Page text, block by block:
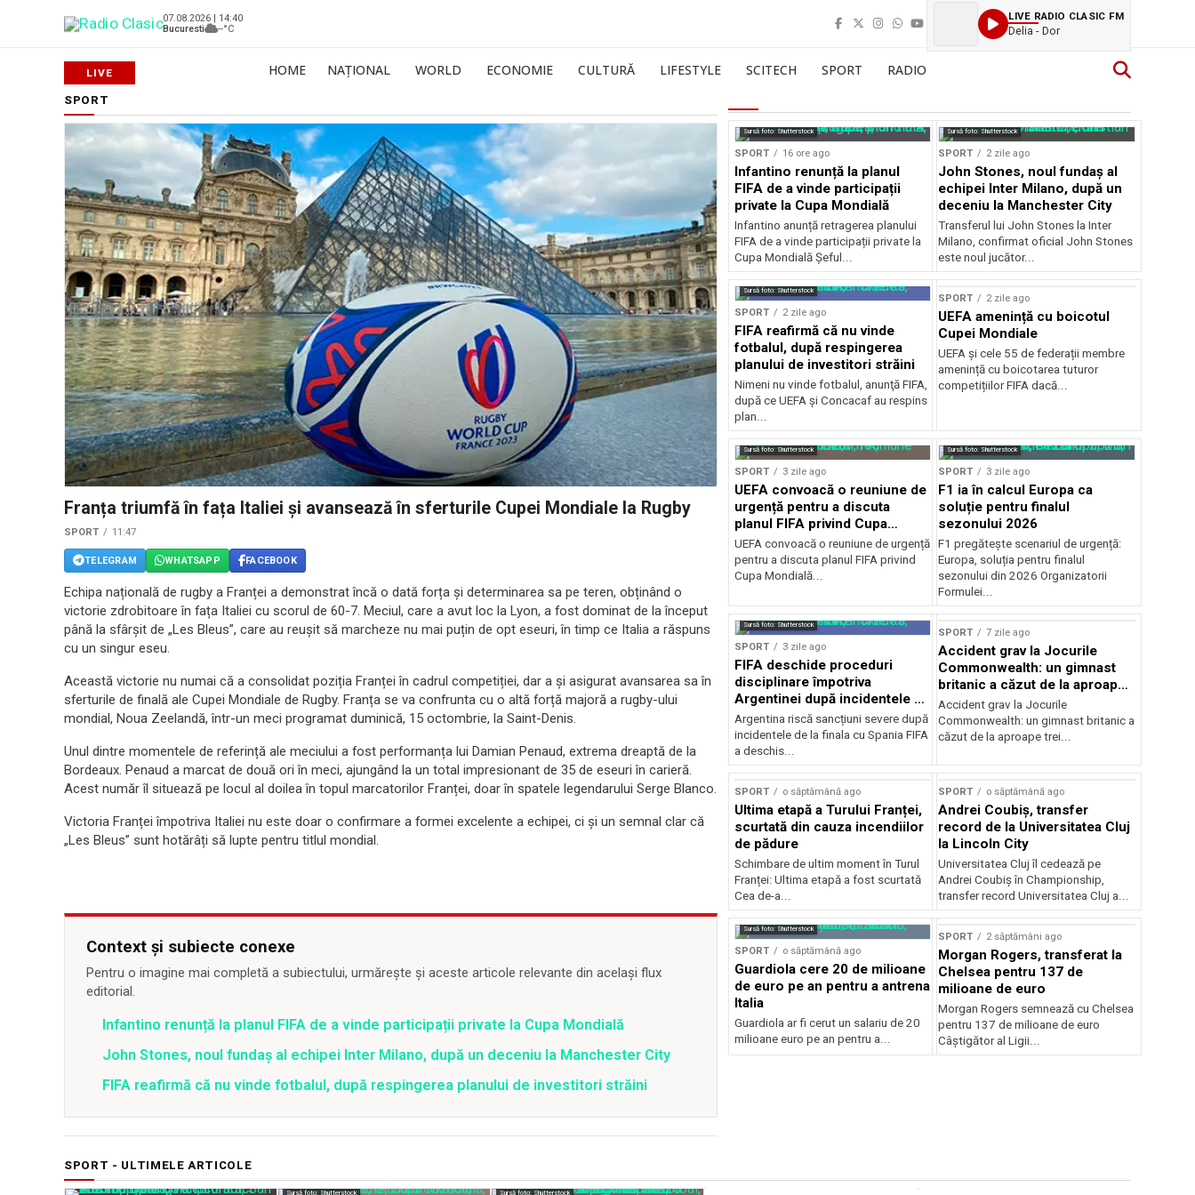
07.08.2026 | 14:40
Bucuresti
--°C
LIVE RADIO CLASIC FM
Delia - Dor
HOME NAȚIONAL WORLD ECONOMIE CULTURĂ LIFESTYLE SCITECH SPORT RADIO
SPORT
Franța triumfă în fața Italiei și avansează în sferturile Cupei Mondiale la Rugby
SPORT 11:47
TELEGRAM WHATSAPP FACEBOOK
Echipa națională de rugby a Franței a demonstrat încă o dată forța și determinarea sa pe teren, obținând o
victorie zdrobitoare în fața Italiei cu scorul de 60-7. Meciul, care a avut loc la Lyon, a fost dominat de la început
până la sfârșit de „Les Bleus”, care au reușit să marcheze nu mai puțin de opt eseuri, în timp ce Italia a răspuns
cu un singur eseu.
Această victorie nu numai că a consolidat poziția Franței în cadrul competiției, dar a și asigurat avansarea sa în
sferturile de finală ale Cupei Mondiale de Rugby. Franța se va confrunta cu o altă forță majoră a rugby-ului
mondial, Noua Zeelandă, într-un meci programat duminică, 15 octombrie, la Saint-Denis.
Unul dintre momentele de referință ale meciului a fost performanța lui Damian Penaud, extrema dreaptă de la
Bordeaux. Penaud a marcat de două ori în meci, ajungând la un total impresionant de 35 de eseuri în carieră.
Acest număr îl situează pe locul al doilea în topul marcatorilor Franței, doar în spatele legendarului Serge Blanco.
Victoria Franței împotriva Italiei nu este doar o confirmare a formei excelente a echipei, ci și un semnal clar că
„Les Bleus” sunt hotărâți să lupte pentru titlul mondial.
Context și subiecte conexe
Pentru o imagine mai completă a subiectului, urmărește și aceste articole relevante din același flux
editorial.
Infantino renunță la planul FIFA de a vinde participații private la Cupa Mondială
John Stones, noul fundaș al echipei Inter Milano, după un deceniu la Manchester City
FIFA reafirmă că nu vinde fotbalul, după respingerea planului de investitori străini
Sursă foto: Shutterstock
SPORT 16 ore ago
Infantino renunță la planul
FIFA de a vinde participații
private la Cupa Mondială
Infantino anunță retragerea planului
FIFA de a vinde participații private la
Cupa Mondială Șeful...
Sursă foto: Shutterstock
SPORT 2 zile ago
John Stones, noul fundaș al
echipei Inter Milano, după un
deceniu la Manchester City
Transferul lui John Stones la Inter
Milano, confirmat oficial John Stones
este noul jucător...
Sursă foto: Shutterstock
SPORT 2 zile ago
FIFA reafirmă că nu vinde
fotbalul, după respingerea
planului de investitori străini
Nimeni nu vinde fotbalul, anunţă FIFA,
după ce UEFA şi Concacaf au respins
plan...
SPORT 2 zile ago
UEFA amenință cu boicotul
Cupei Mondiale
UEFA și cele 55 de federații membre
amenință cu boicotarea tuturor
competițiilor FIFA dacă...
Sursă foto: Shutterstock
SPORT 3 zile ago
UEFA convoacă o reuniune de
urgență pentru a discuta
planul FIFA privind Cupa
Mondială
UEFA convoacă o reuniune de urgență
pentru a discuta planul FIFA privind
Cupa Mondială...
Sursă foto: Shutterstock
SPORT 3 zile ago
F1 ia în calcul Europa ca
soluție pentru finalul
sezonului 2026
F1 pregătește scenariul de urgență:
Europa, soluția pentru finalul
sezonului din 2026 Organizatorii
Formulei...
Sursă foto: Shutterstock
SPORT 3 zile ago
FIFA deschide proceduri
disciplinare împotriva
Argentinei după incidentele de
la finala cu Spania
Argentina riscă sancțiuni severe după
incidentele de la finala cu Spania FIFA
a deschis...
SPORT 7 zile ago
Accident grav la Jocurile
Commonwealth: un gimnast
britanic a căzut de la aproape
trei metri
Accident grav la Jocurile
Commonwealth: un gimnast britanic a
căzut de la aproape trei...
SPORT o săptămână ago
Ultima etapă a Turului Franței,
scurtată din cauza incendiilor
de pădure
Schimbare de ultim moment în Turul
Franței: Ultima etapă a fost scurtată
Cea de-a...
SPORT o săptămână ago
Andrei Coubiș, transfer
record de la Universitatea Cluj
la Lincoln City
Universitatea Cluj îl cedează pe
Andrei Coubiș în Championship,
transfer record Universitatea Cluj a...
Sursă foto: Shutterstock
SPORT o săptămână ago
Guardiola cere 20 de milioane
de euro pe an pentru a antrena
Italia
Guardiola ar fi cerut un salariu de 20
milioane euro pe an pentru a...
SPORT 2 săptămâni ago
Morgan Rogers, transferat la
Chelsea pentru 137 de
milioane de euro
Morgan Rogers semnează cu Chelsea
pentru 137 de milioane de euro
Câștigător al Ligii...
SPORT - ULTIMELE ARTICOLE
Sursă foto: Shutterstock Sursă foto: Shutterstock